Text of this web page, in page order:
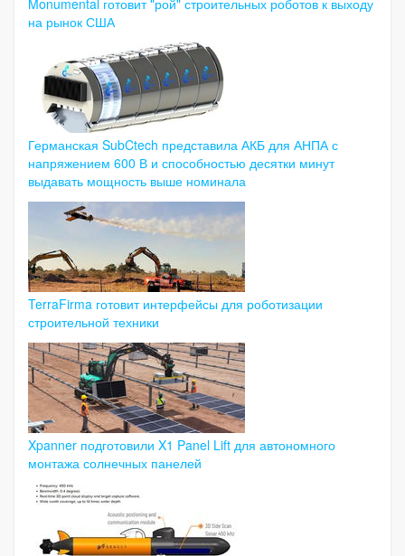
на рынок США
Германская SubCtech представила АКБ для АНПА с
напряжением 600 В и способностью десятки минут
выдавать мощность выше номинала
TerraFirma готовит интерфейсы для роботизации
строительной техники
Xpanner подготовили X1 Panel Lift для автономного
монтажа солнечных панелей